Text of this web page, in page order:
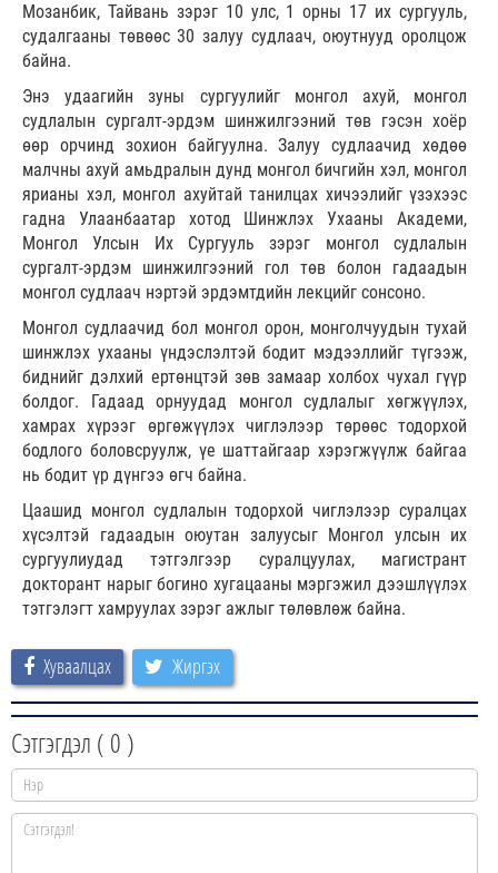
Мозанбик, Тайвань зэрэг 10 улс, 1 орны 17 их сургууль,
судалгааны төвөөс 30 залуу судлаач, оюутнууд оролцож
байна.
Энэ удаагийн зуны сургуулийг монгол ахуй, монгол
судлалын сургалт-эрдэм шинжилгээний төв гэсэн хоёр
өөр орчинд зохион байгуулна. Залуу судлаачид хөдөө
малчны ахуй амьдралын дунд монгол бичгийн хэл, монгол
ярианы хэл, монгол ахуйтай танилцах хичээлийг үзэхээс
гадна Улаанбаатар хотод Шинжлэх Ухааны Академи,
Монгол Улсын Их Сургууль зэрэг монгол судлалын
сургалт-эрдэм шинжилгээний гол төв болон гадаадын
монгол судлаач нэртэй эрдэмтдийн лекцийг сонсоно.
Монгол судлаачид бол монгол орон, монголчуудын тухай
шинжлэх ухааны үндэслэлтэй бодит мэдээллийг түгээж,
биднийг дэлхий ертөнцтэй зөв замаар холбох чухал гүүр
болдог. Гадаад орнуудад монгол судлалыг хөгжүүлэх,
хамрах хүрээг өргөжүүлэх чиглэлээр төрөөс тодорхой
бодлого боловсруулж, үе шаттайгаар хэрэгжүүлж байгаа
нь бодит үр дүнгээ өгч байна.
Цаашид монгол судлалын тодорхой чиглэлээр суралцах
хүсэлтэй гадаадын оюутан залуусыг Монгол улсын их
сургуулиудад тэтгэлгээр суралцуулах, магистрант
докторант нарыг богино хугацааны мэргэжил дээшлүүлэх
тэтгэлэгт хамруулах зэрэг ажлыг төлөвлөж байна.
Хуваалцах Жиргэх
Сэтгэгдэл ( 0 )